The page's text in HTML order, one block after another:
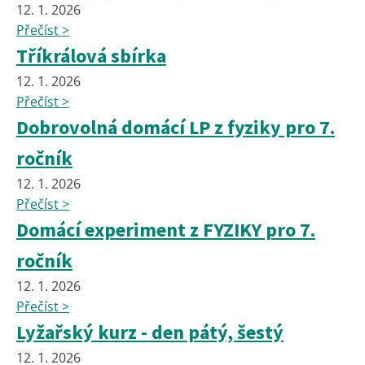
12. 1. 2026
Přečíst >
Tříkrálová sbírka
12. 1. 2026
Přečíst >
Dobrovolná domácí LP z fyziky pro 7.
ročník
12. 1. 2026
Přečíst >
Domácí experiment z FYZIKY pro 7.
ročník
12. 1. 2026
Přečíst >
Lyžařský kurz - den pátý, šestý
12. 1. 2026